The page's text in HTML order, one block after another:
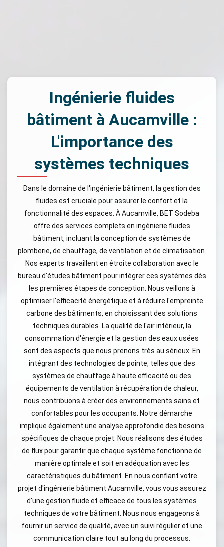
Ingénierie fluides
bâtiment à Aucamville :
L'importance des
systèmes techniques
Dans le domaine de l'ingénierie bâtiment, la gestion des
fluides est cruciale pour assurer le confort et la
fonctionnalité des espaces. À Aucamville, BET Sodeba
offre des services complets en ingénierie fluides
bâtiment, incluant la conception de systèmes de
plomberie, de chauffage, de ventilation et de climatisation.
Nos experts travaillent en étroite collaboration avec le
bureau d’études bâtiment pour intégrer ces systèmes dès
les premières étapes de conception. Nous veillons à
optimiser l'efficacité énergétique et à réduire l'empreinte
carbone des bâtiments, en choisissant des solutions
techniques durables. La qualité de l'air intérieur, la
consommation d'énergie et la gestion des eaux usées
sont des aspects que nous prenons très au sérieux. En
intégrant des technologies de pointe, telles que des
systèmes de chauffage à haute efficacité ou des
équipements de ventilation à récupération de chaleur,
nous contribuons à créer des environnements sains et
confortables pour les occupants. Notre démarche
implique également une analyse approfondie des besoins
spécifiques de chaque projet. Nous réalisons des études
de flux pour garantir que chaque système fonctionne de
manière optimale et soit en adéquation avec les
caractéristiques du bâtiment. En nous confiant votre
projet d'ingénierie bâtiment Aucamville, vous vous assurez
d'une gestion fluide et efficace de tous les systèmes
techniques de votre bâtiment. Nous nous engageons à
fournir un service de qualité, avec un suivi régulier et une
communication claire tout au long du processus.